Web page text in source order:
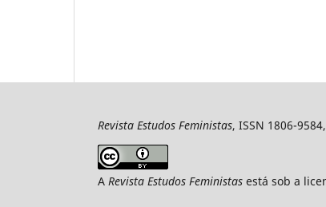
Revista Estudos Feministas, ISSN 1806-
A Revista Estudos Feministas está sob a